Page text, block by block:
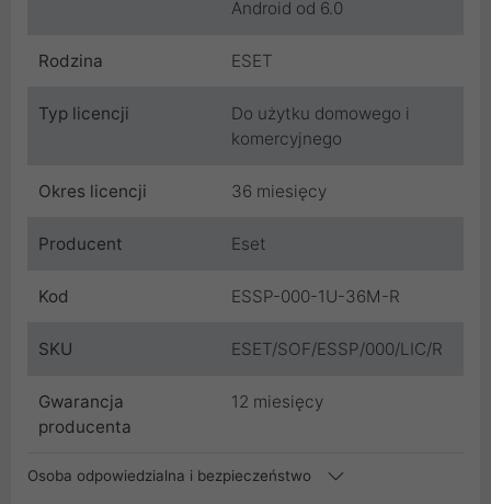
Android od 6.0
Rodzina ESET
Typ licencji
Do użytku domowego i
komercyjnego
Okres licencji 36 miesięcy
Producent Eset
Kod ESSP-000-1U-36M-R
SKU ESET/SOF/ESSP/000/LIC/R
Gwarancja
producenta
12 miesięcy
Osoba odpowiedzialna i bezpieczeństwo